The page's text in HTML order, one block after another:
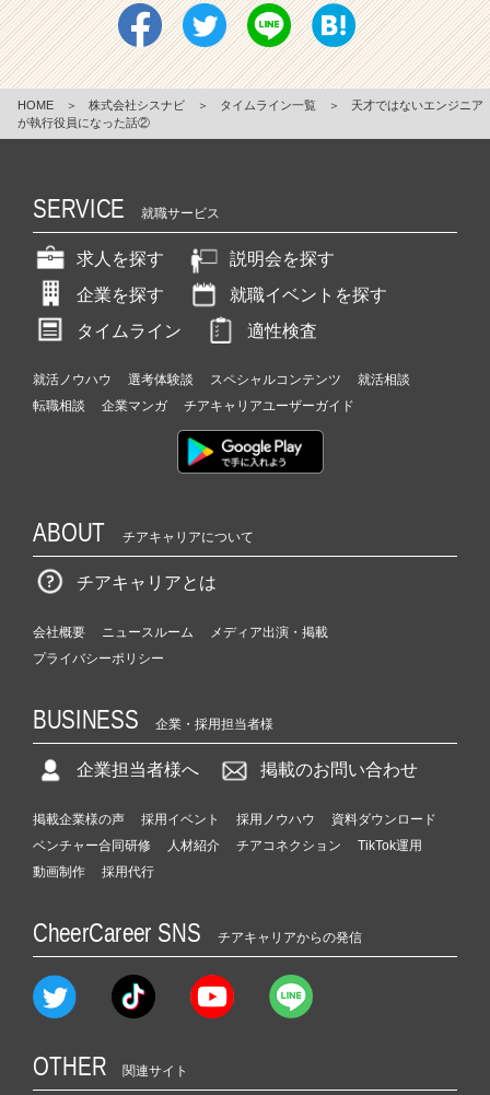
HOME ＞ 株式会社シスナビ ＞ タイムライン一覧 ＞
天才ではないエンジニア
が執行役員になった話②
SERVICE 就職サービス
求人を探す
説明会を探す
企業を探す
就職イベントを探す
タイムライン
適性検査
就活ノウハウ 選考体験談 スペシャルコンテンツ
就活相談
転職相談
企業マンガ チアキャリアユーザーガイド
ABOUT チアキャリアについて
チアキャリアとは
会社概要 ニュースルーム
メディア出演・掲載
プライバシーポリシー
BUSINESS 企業・採用担当者様
企業担当者様へ 掲載のお問い合わせ
掲載企業様の声 採用イベント 採用ノウハウ
資料ダウンロード
ベンチャー合同研修
人材紹介 チアコネクション
TikTok運用
動画制作
採用代行
CheerCareer SNS チアキャリアからの発信
OTHER 関連サイト